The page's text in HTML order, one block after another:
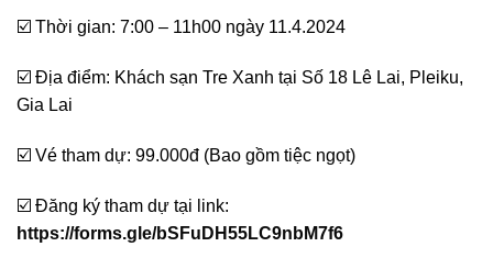
☑️ Thời gian: 7:00 – 11h00 ngày 11.4.2024
☑️ Địa điểm: Khách sạn Tre Xanh tại Số 18 Lê Lai, Pleiku,
Gia Lai
☑️ Vé tham dự: 99.000đ (Bao gồm tiệc ngọt)
☑️ Đăng ký tham dự tại link:
https://forms.gle/bSFuDH55LC9nbM7f6